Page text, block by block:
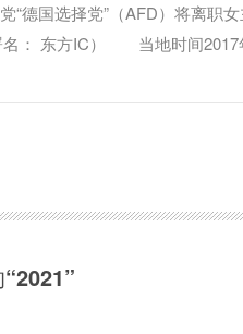
“德国选择党”（AFD）将离职
名： 东方IC） 当地时间2017
）将离职女主席弗劳克-佩特里